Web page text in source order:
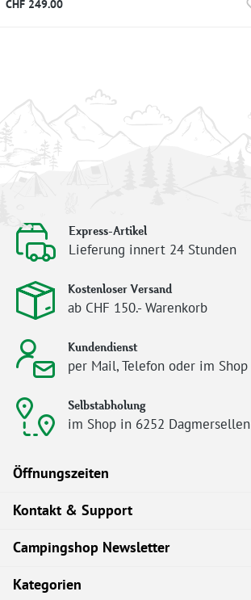
CHF 249.00
Express-Artikel
Lieferung innert 24 Stunden
Kostenloser Versand
ab CHF 150.- Warenkorb
Kundendienst
per Mail, Telefon oder im Shop
Selbstabholung
im Shop in 6252 Dagmersellen
Öffnungszeiten
Kontakt & Support
Campingshop Newsletter
Kategorien